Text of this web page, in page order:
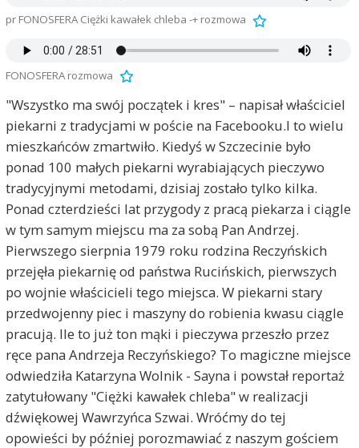
pr FONOSFERA Ciężki kawałek chleba -+ rozmowa
FONOSFERA rozmowa
"Wszystko ma swój początek i kres" – napisał właściciel
piekarni z tradycjami w poście na Facebooku.I to wielu
mieszkańców zmartwiło. Kiedyś w Szczecinie było
ponad 100 małych piekarni wyrabiających pieczywo
tradycyjnymi metodami, dzisiaj zostało tylko kilka.
Ponad czterdzieści lat przygody z pracą piekarza i ciągle
w tym samym miejscu ma za sobą Pan Andrzej.
Pierwszego sierpnia 1979 roku rodzina Reczyńskich
przejęła piekarnię od państwa Rucińskich, pierwszych
po wojnie właścicieli tego miejsca. W piekarni stary
przedwojenny piec i maszyny do robienia kwasu ciągle
pracują. Ile to już ton mąki i pieczywa przeszło przez
ręce pana Andrzeja Reczyńskiego? To magiczne miejsce
odwiedziła Katarzyna Wolnik - Sayna i powstał reportaż
zatytułowany "Ciężki kawałek chleba" w realizacji
dźwiękowej Wawrzyńca Szwai. Wróćmy do tej
opowieści by później porozmawiać z naszym gościem